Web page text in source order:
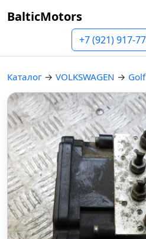
BalticMotors
+7 (921) 917-
Каталог → VOLKSWAGEN → Golf